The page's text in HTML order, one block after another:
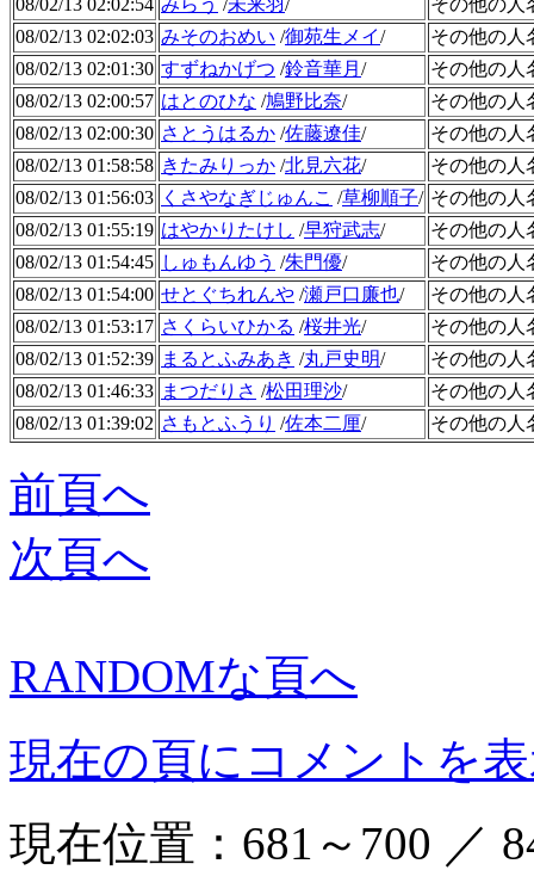
08/02/13 02:02:54 みらう /未来羽/
その他の人
08/02/13 02:02:03 みそのおめい /御苑生メイ/
その他の人
08/02/13 02:01:30 すずねかげつ /鈴音華月 /
その他の人
08/02/13 02:00:57 はとのひな /鳩野比奈/
その他の人
08/02/13 02:00:30 さとうはるか /佐藤遼佳/
その他の人
08/02/13 01:58:58 きたみりっか /北見六花/
その他の人
08/02/13 01:56:03 くさやなぎじゅんこ /草柳順子/ その他の人
08/02/13 01:55:19 はやかりたけし /早狩武志/
その他の人
08/02/13 01:54:45 しゅもんゆう /朱門優/
その他の人
08/02/13 01:54:00 せとぐちれんや /瀬戸口廉也/
その他の人
08/02/13 01:53:17 さくらいひかる /桜井光/
その他の人
08/02/13 01:52:39 まるとふみあき /丸戸史明/
その他の人
08/02/13 01:46:33 まつだりさ /松田理沙/
その他の人
08/02/13 01:39:02 さもとふうり /佐本二厘/ その他の人
前頁へ
次頁へ
RANDOMな頁へ
現在の頁にコメントを
現在位置：681～700 ／